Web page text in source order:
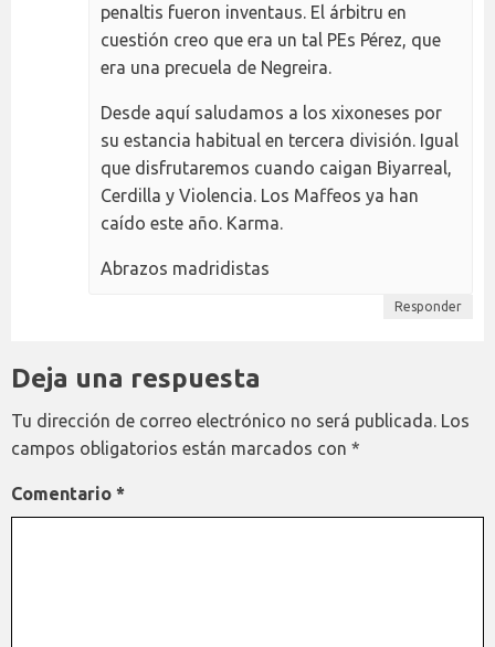
penaltis fueron inventaus. El árbitru en
cuestión creo que era un tal PEs Pérez, que
era una precuela de Negreira.
Desde aquí saludamos a los xixoneses por
su estancia habitual en tercera división. Igual
que disfrutaremos cuando caigan Biyarreal,
Cerdilla y Violencia. Los Maffeos ya han
caído este año. Karma.
Abrazos madridistas
Responder
Deja una respuesta
Tu dirección de correo electrónico no será publicada. Los
campos obligatorios están marcados con *
Comentario *